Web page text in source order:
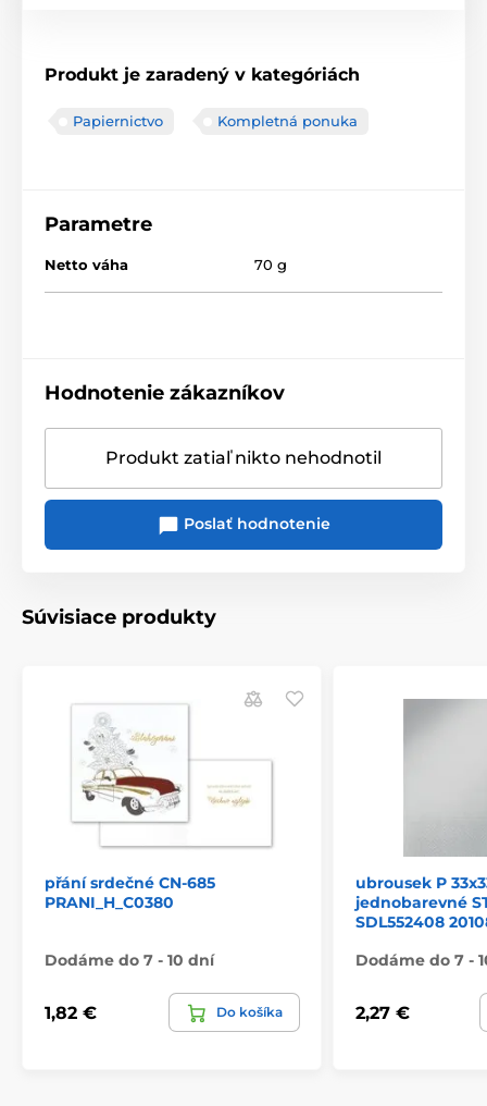
Produkt je zaradený v kategóriách
Papiernictvo Kompletná ponuka
Parametre
Netto váha 70 g
Hodnotenie zákazníkov
Produkt zatiaľ nikto nehodnotil
Poslať hodnotenie
Súvisiace produkty
přání srdečné CN-685
PRANI_H_C0380
Dodáme do 7 - 10 dní
1,82 € Do košíka
ubrousek P
jednobarevné
SDL552408
Dodáme do 7 -
2,27 €